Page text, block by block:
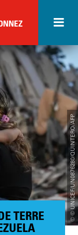
© © UNICEF/UN0876280/QUINTERO/AFP
TERRE